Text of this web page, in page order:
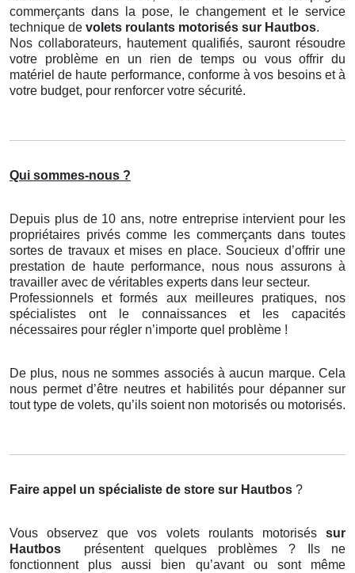
commerçants dans la pose, le changement et le service
technique de volets roulants motorisés sur Hautbos.
Nos collaborateurs, hautement qualifiés, sauront résoudre
votre problème en un rien de temps ou vous offrir du
matériel de haute performance, conforme à vos besoins et à
votre budget, pour renforcer votre sécurité.
Qui sommes-nous ?
Depuis plus de 10 ans, notre entreprise intervient pour les
propriétaires privés comme les commerçants dans toutes
sortes de travaux et mises en place. Soucieux d’offrir une
prestation de haute performance, nous nous assurons à
travailler avec de véritables experts dans leur secteur.
Professionnels et formés aux meilleures pratiques, nos
spécialistes ont le connaissances et les capacités
nécessaires pour régler n’importe quel problème !
De plus, nous ne sommes associés à aucun marque. Cela
nous permet d’être neutres et habilités pour dépanner sur
tout type de volets, qu’ils soient non motorisés ou motorisés.
Faire appel un spécialiste de store sur Hautbos ?
Vous observez que vos volets roulants motorisés sur
Hautbos
présentent quelques problèmes ? Ils ne
fonctionnent plus aussi bien qu’avant ou sont même